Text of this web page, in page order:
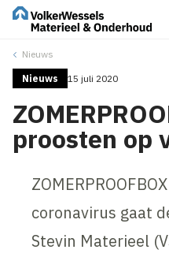
Nieuws
Nieuws 15 juli 2020
proosten op
coronavirus gaat
Stevin Materieel